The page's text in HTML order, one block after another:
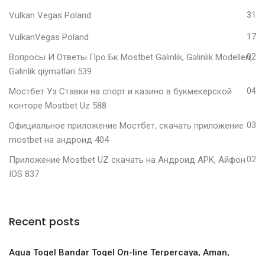
Vulkan Vegas Poland 31
VulkanVegas Poland 17
Вопросы И Ответы Про Бк Mostbet Gəlinlik, Gəlinlik Modelleri,
Gəlinlik qiymətləri 539
02
Мостбет Уз Ставки на спорт и казино в букмекерской
конторе Mostbet Uz 588
04
Официальное приложение Мостбет, скачать приложение
mostbet на андроид 404
03
Приложение Mostbet UZ скачать на Андроид APK, Айфон
IOS 837
02
Recent posts
Aqua Togel Bandar Togel On-line Terpercaya, Aman,